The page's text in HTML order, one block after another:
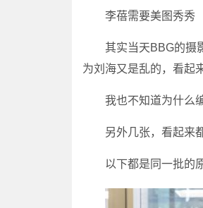
李蓓需要美图秀秀
其实当天BBG的摄影
为刘海又是乱的，看起
我也不知道为什么编
另外几张，看起来都
以下都是同一批的原